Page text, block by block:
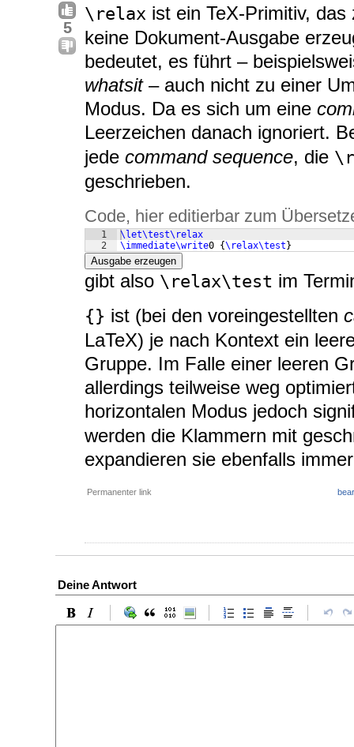
5
\relax ist ein TeX-Primitiv,
keine Dokument-Ausgabe
bedeutet, es führt –
whatsit– auch nicht zu einer
Modus. Da es sich um eine
Leerzeichen danach ignoriert.
jede command sequence, die
geschrieben.
Code, hier editierbar zum
1
2
\let\test\relax
\immediate\write0 {\relax\test }
Ausgabe erzeugen
gibt also \relax\test im
{} ist (bei den voreingestellten
LaTeX) je nach Kontext ein
Gruppe. Im Falle einer leeren
allerdings teilweise weg
horizontalen Modus jedoch
werden die Klammern mit
expandieren sie ebenfalls
Permanenter link
Deine Antwort